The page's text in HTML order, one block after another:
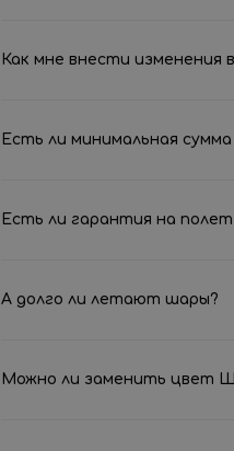
Как мне внести изменения
Есть ли минимальная сумма
Есть ли гарантия на
А долго ли летают шары?
Можно ли заменить цвет